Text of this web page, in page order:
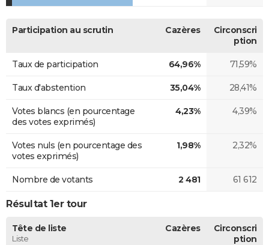
Participation au scrutin Cazères
Circonscri
ption
Taux de participation 64,96% 71,59%
Taux d'abstention 35,04% 28,41%
Votes blancs (en pourcentage
des votes exprimés)
4,23% 4,39%
Votes nuls (en pourcentage des
votes exprimés)
1,98% 2,32%
Nombre de votants 2 481 61 612
Résultat 1er tour
Tête de liste
Liste
Cazères
Circonscri
ption